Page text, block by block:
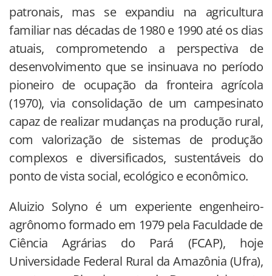
patronais, mas se expandiu na agricultura
familiar nas décadas de 1980 e 1990 até os dias
atuais, comprometendo a perspectiva de
desenvolvimento que se insinuava no período
pioneiro de ocupação da fronteira agrícola
(1970), via consolidação de um campesinato
capaz de realizar mudanças na produção rural,
com valorização de sistemas de produção
complexos e diversificados, sustentáveis do
ponto de vista social, ecológico e econômico.
Aluizio Solyno é um experiente engenheiro-
agrônomo formado em 1979 pela Faculdade de
Ciência Agrárias do Pará (FCAP), hoje
Universidade Federal Rural da Amazônia (Ufra),